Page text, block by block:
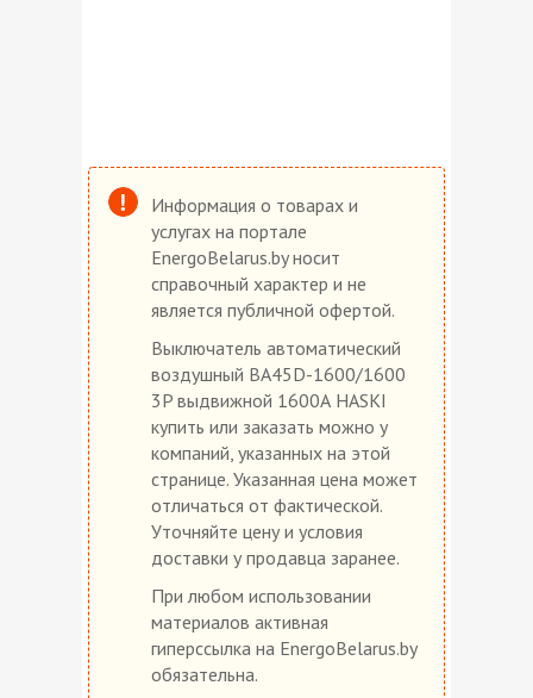
Информация о товарах и
услугах на портале
EnergoBelarus.by носит
справочный характер и не
является публичной офертой.
Выключатель автоматический
воздушный ВА45D-1600/1600
3P выдвижной 1600А HASKI
купить или заказать можно у
компаний, указанных на этой
странице. Указанная цена может
отличаться от фактической.
Уточняйте цену и условия
доставки у продавца заранее.
При любом использовании
материалов активная
гиперссылка на EnergoBelarus.by
обязательна.